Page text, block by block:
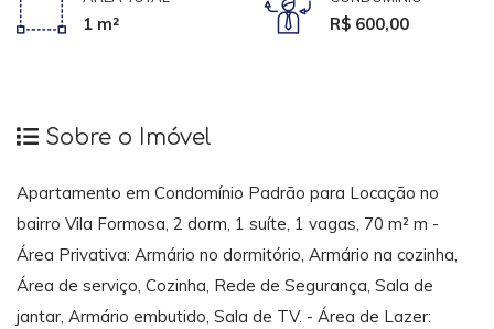
1 m² R$ 600,00
Sobre o Imóvel
Apartamento em Condomínio Padrão para Locação no
bairro Vila Formosa, 2 dorm, 1 suíte, 1 vagas, 70 m² m -
Área Privativa: Armário no dormitório, Armário na cozinha,
Área de serviço, Cozinha, Rede de Segurança, Sala de
jantar, Armário embutido, Sala de TV. - Área de Lazer: